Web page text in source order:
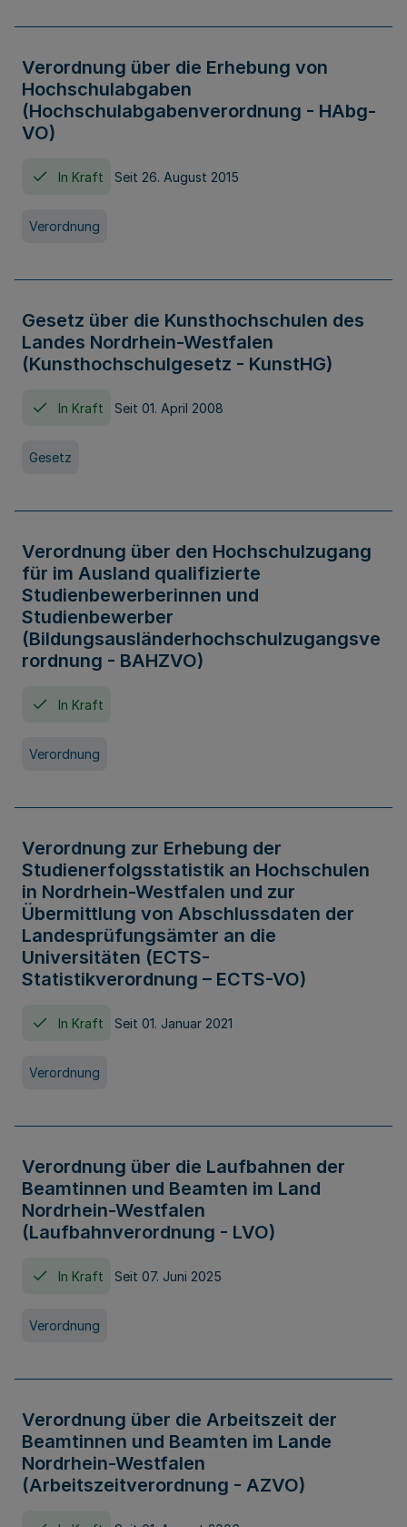
Verordnung über die Erhebung von
Hochschulabgaben
(Hochschulabgabenverordnung - HAbg-
VO)
In Kraft Seit 26. August 2015
Verordnung
Gesetz über die Kunsthochschulen des
Landes Nordrhein-Westfalen
(Kunsthochschulgesetz - KunstHG)
In Kraft Seit 01. April 2008
Gesetz
Verordnung über den Hochschulzugang
für im Ausland qualifizierte
Studienbewerberinnen und
Studienbewerber
(Bildungsausländerhochschulzugangsve
rordnung - BAHZVO)
In Kraft
Verordnung
Verordnung zur Erhebung der
Studienerfolgsstatistik an Hochschulen
in Nordrhein-Westfalen und zur
Übermittlung von Abschlussdaten der
Landesprüfungsämter an die
Universitäten (ECTS-
Statistikverordnung – ECTS-VO)
In Kraft Seit 01. Januar 2021
Verordnung
Verordnung über die Laufbahnen der
Beamtinnen und Beamten im Land
Nordrhein-Westfalen
(Laufbahnverordnung - LVO)
In Kraft Seit 07. Juni 2025
Verordnung
Verordnung über die Arbeitszeit der
Beamtinnen und Beamten im Lande
Nordrhein-Westfalen
(Arbeitszeitverordnung - AZVO)